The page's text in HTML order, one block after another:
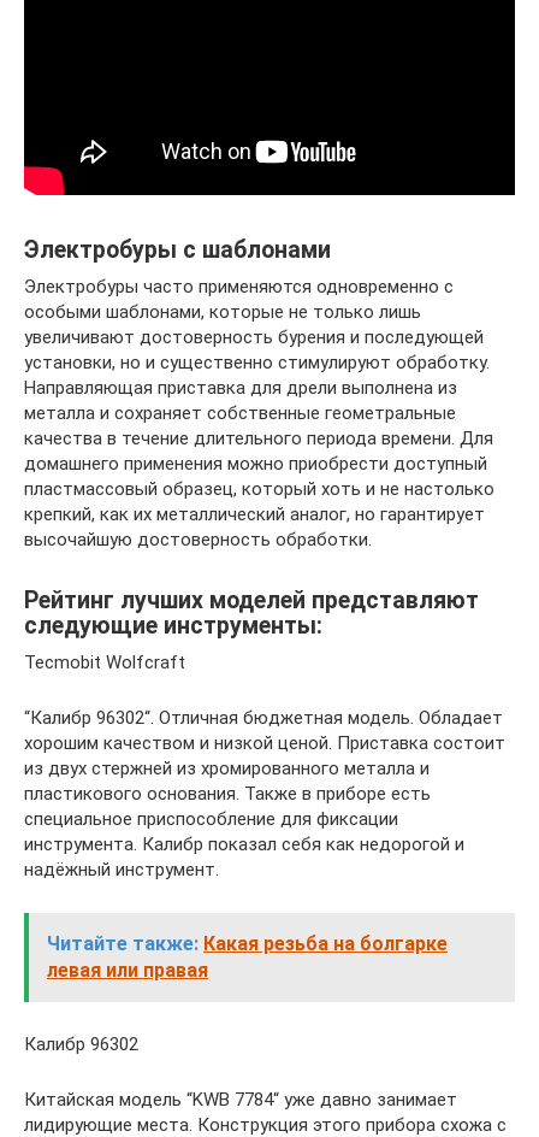
Электробуры с шаблонами
Электробуры часто применяются одновременно с
особыми шаблонами, которые не только лишь
увеличивают достоверность бурения и последующей
установки, но и существенно стимулируют обработку.
Направляющая приставка для дрели выполнена из
металла и сохраняет собственные геометральные
качества в течение длительного периода времени. Для
домашнего применения можно приобрести доступный
пластмассовый образец, который хоть и не настолько
крепкий, как их металлический аналог, но гарантирует
высочайшую достоверность обработки.
Рейтинг лучших моделей представляют
следующие инструменты:
Tecmobit Wolfcraft
“Калибр 96302“. Отличная бюджетная модель. Обладает
хорошим качеством и низкой ценой. Приставка состоит
из двух стержней из хромированного металла и
пластикового основания. Также в приборе есть
специальное приспособление для фиксации
инструмента. Калибр показал себя как недорогой и
надёжный инструмент.
Читайте также: Какая резьба на болгарке
левая или правая
Калибр 96302
Китайская модель “KWB 7784“ уже давно занимает
лидирующие места. Конструкция этого прибора схожа с